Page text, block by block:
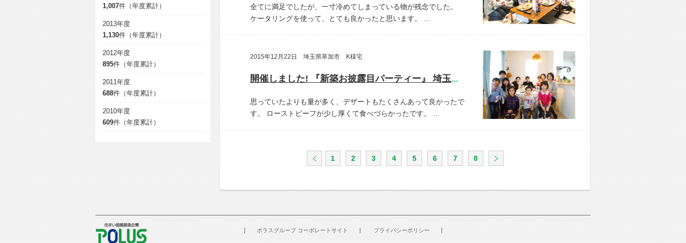
全てに満足でしたが、一寸冷めてしまっている物が残念でした。
ケータリングを使って、とても良かったと思います。
2015年12月22日 埼玉県草加市 K様宅
開催しました! 『新築お披露目パーティー』 埼玉県草加市 K様宅
思っていたよりも量が多く、デザートもたくさんあって良かったで
す。
ローストビーフが少し厚くて食べづらかったです。
1 2 3 4 5 6 7 8
1,007件（年度累計）
2013年度
1,130件（年度累計）
2012年度
895件（年度累計）
2011年度
688件（年度累計）
2010年度
609件（年度累計）
ポラスグループ コーポレートサイト
プライバシーポリシー